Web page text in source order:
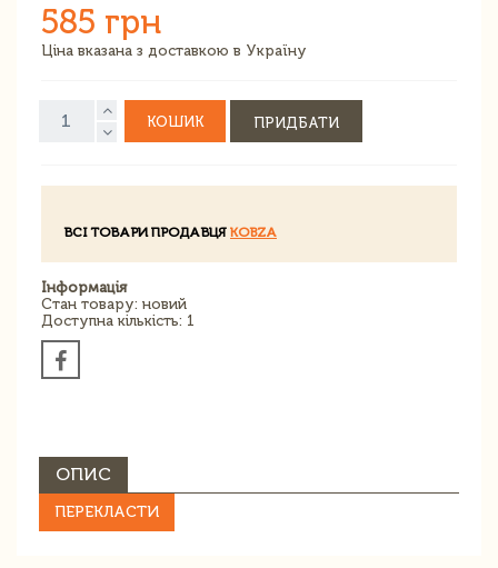
585 грн
Ціна вказана з доставкою в Україну
КОШИК ПРИДБАТИ
ВСІ ТОВАРИ ПРОДАВЦЯ KOBZA
Інформація
Стан товару: новий
Доступна кількість: 1
ОПИС
ПЕРЕКЛАСТИ